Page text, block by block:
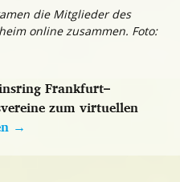
die Mitglieder des
online zusammen. Foto:
Frankfurt–
zum virtuellen
→